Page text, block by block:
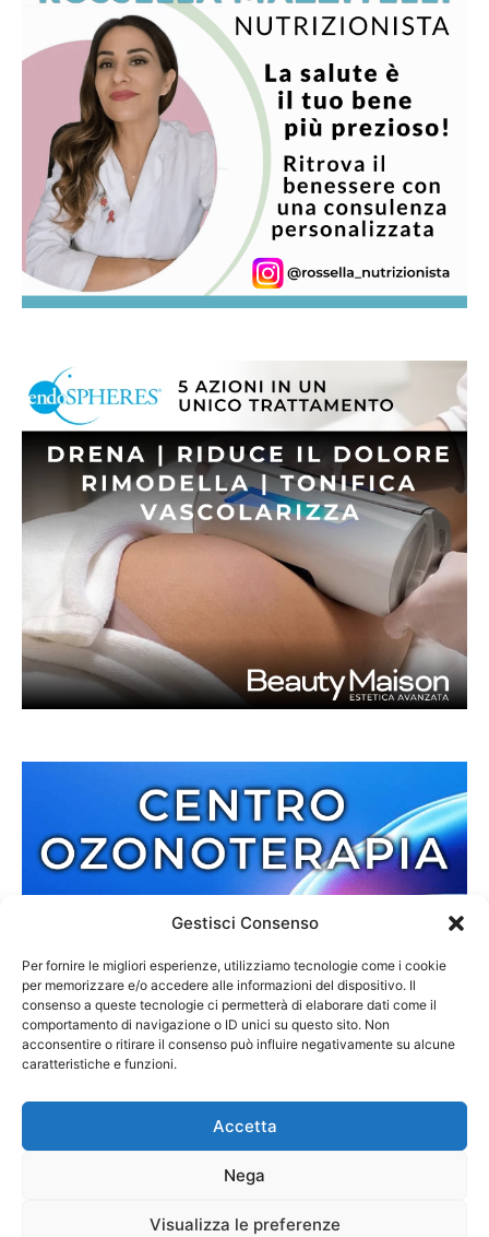
Gestisci Consenso
Per fornire le migliori esperienze, utilizziamo tecnologie come i cookie
per memorizzare e/o accedere alle informazioni del dispositivo. Il
consenso a queste tecnologie ci permetterà di elaborare dati come il
comportamento di navigazione o ID unici su questo sito. Non
acconsentire o ritirare il consenso può influire negativamente su alcune
caratteristiche e funzioni.
Accetta
Nega
Visualizza le preferenze
Contatti Cookie Policy Privacy Policy